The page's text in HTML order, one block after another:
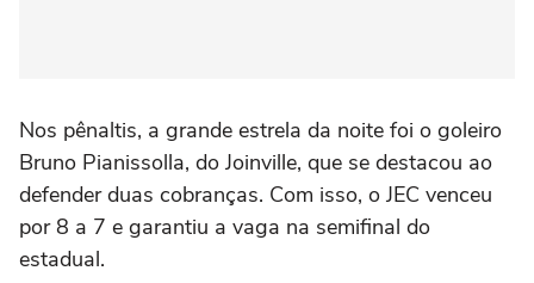
Nos pênaltis, a grande estrela da noite foi o goleiro
Bruno Pianissolla, do Joinville, que se destacou ao
defender duas cobranças. Com isso, o JEC venceu
por 8 a 7 e garantiu a vaga na semifinal do
estadual.